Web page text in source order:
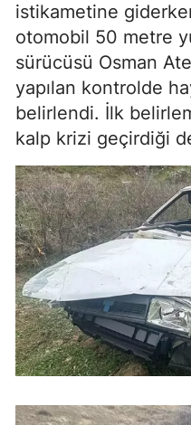
istikametine
otomobil 50 metre
sürücüsü Osman
yapılan kontrolde
belirlendi. İlk
kalp krizi geçirdiği